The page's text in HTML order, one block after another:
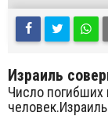
Израиль
Число погибших